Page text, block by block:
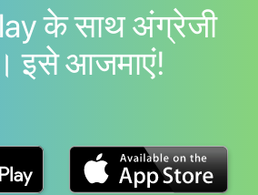
के साथ अंग्रेजी
इसे आजमाएं!